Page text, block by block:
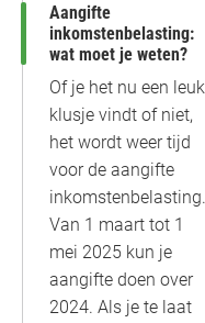
Aangifte
inkomstenbelasting:
wat moet je weten?
Of je het nu een leuk
klusje vindt of niet,
het wordt weer tijd
voor de aangifte
inkomstenbelasting.
Van 1 maart tot 1
mei 2025 kun je
aangifte doen over
2024. Als je te laat